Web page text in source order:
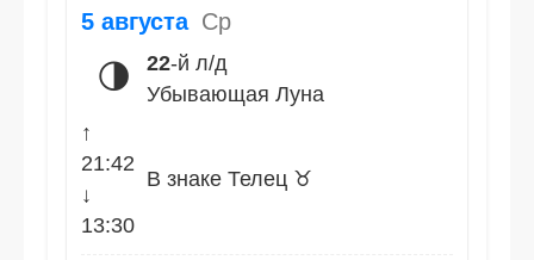
5 августа Ср
🌗 22-й л/д
Убывающая Луна
↑
21:42
↓
13:30
В знаке Телец ♉